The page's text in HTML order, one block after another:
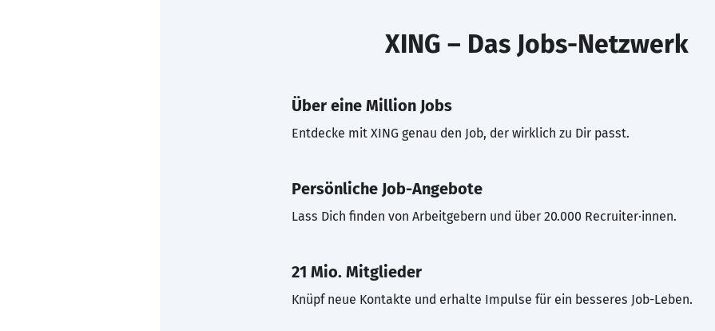
XING – Das Jobs-Netzwerk
Über eine Million Jobs
Entdecke mit XING genau den Job, der wirklich zu Dir passt.
Persönliche Job-Angebote
Lass Dich finden von Arbeitgebern und über 20.000 Recruiter·innen.
21 Mio. Mitglieder
Knüpf neue Kontakte und erhalte Impulse für ein besseres Job-Leben.